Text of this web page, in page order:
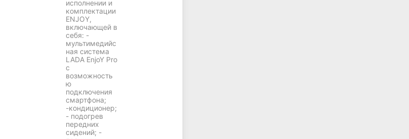
исполнении и
комплектации
ENJOY,
включающей в
себя: -
мультимедийс
ная система
LADA EnjoY Pro
с
возможность
ю
подключения
смартфона;
-кондиционер;
- подогрев
передних
сидений; -